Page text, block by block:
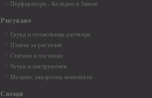
Перфоратори - Коледни и Зимни
Рисуване
Грунд и почистващи разтвори
Платна за рисуване
Стативи и поставки
Четки и инструменти
Моливи, акварелни комплекти
Свещи